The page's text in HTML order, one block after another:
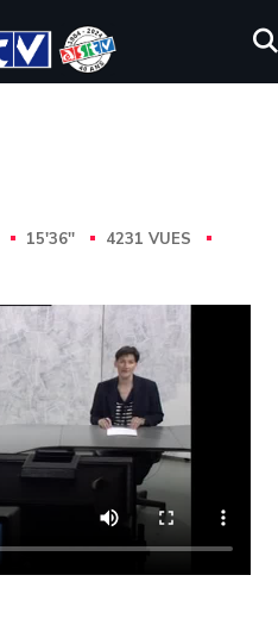
15'36''
4231 VUES